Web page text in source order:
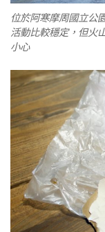
位於阿寒摩周國立公
活動比較穩定，但火
小心